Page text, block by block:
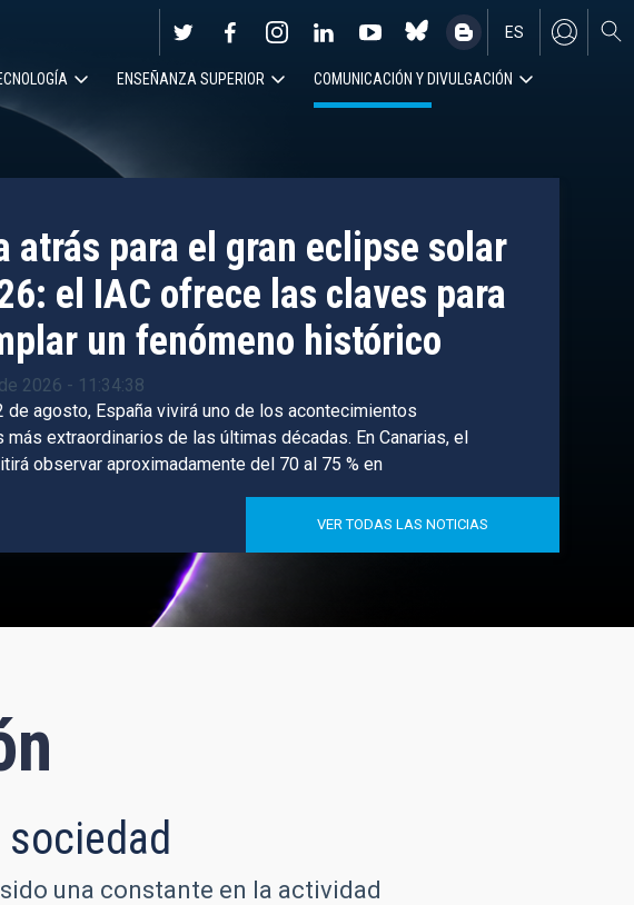
EN
ES
ENSEÑANZA SUPERIOR COMUNICACIÓN Y DIVULGACIÓN
atrás para el gran eclipse solar
el IAC ofrece las claves para
un fenómeno histórico
2026 - 11:34:38
de agosto, España vivirá uno de los acontecimientos
extraordinarios de las últimas décadas. En Canarias, el
observar aproximadamente del 70 al 75 % en
VER TODAS LAS NOTICIAS
una constante en la actividad